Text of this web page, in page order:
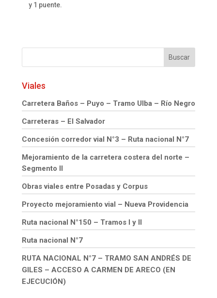
y 1 puente.
Viales
Carretera Baños – Puyo – Tramo Ulba – Río Negro
Carreteras – El Salvador
Concesión corredor vial N°3 – Ruta nacional N°7
Mejoramiento de la carretera costera del norte –
Segmento II
Obras viales entre Posadas y Corpus
Proyecto mejoramiento vial – Nueva Providencia
Ruta nacional N°150 – Tramos I y II
Ruta nacional N°7
RUTA NACIONAL N°7 – TRAMO SAN ANDRÉS DE
GILES – ACCESO A CARMEN DE ARECO (EN
EJECUCIÓN)